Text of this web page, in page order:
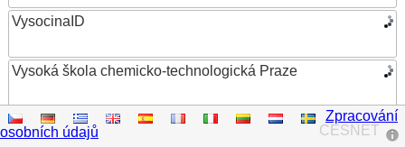
VysocinaID
Vysoká škola chemicko-technologická Praze
Vysoká škola ekonomická v Praze
CESNET
Zpracování
osobních údajů